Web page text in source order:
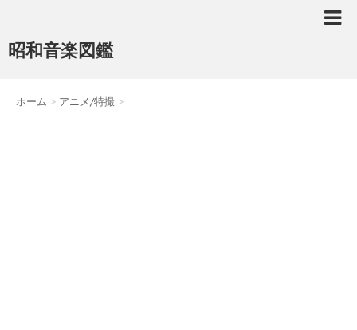
昭和音楽図鑑
ホーム > アニメ/特撮 >